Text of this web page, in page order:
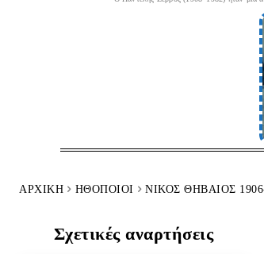
ΑΡΧΙΚΉ HΘΟΠΟΙΟΊ ΝΊΚΟΣ ΘΗΒΑΊΟΣ
Σχετικές αναρτήσεις